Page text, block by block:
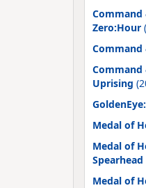
Command
Zero:Hour
Command
Command
Uprising
Medal of
Medal of
Spearhead
Medal of